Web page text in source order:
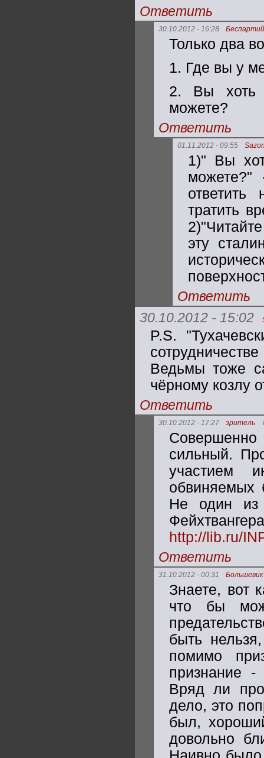
Ответить
30.10.2012 - 16:28
Только два
1. Где вы у
2. Вы хоть
можете?
Ответить
01.11.2012 - 09:55
1)" Вы
ответить
тратить
эту
Ответить
30.10.2012 - 15:02
P.S.
Ведьмы тоже
чёрному козлу
Ответить
30.10.2012 - 17:27 зритель
сильный.
участием
обвиняемых
Не один из
http://lib.ru/
Ответить
31.10.2012 - 00:31 Большевик
Знаете, вот
что бы
быть
помимо
признание -
Вряд ли
дело, это
был,
довольно